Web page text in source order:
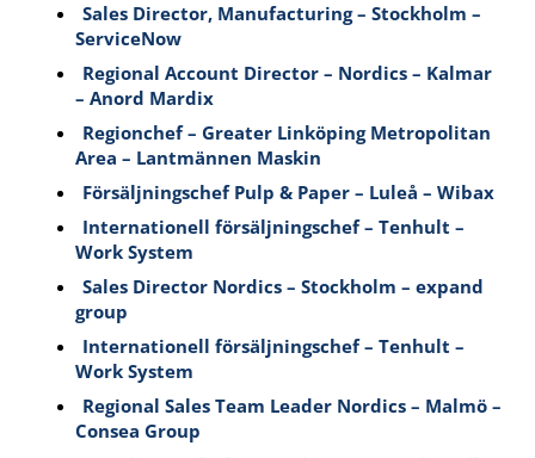
Sales Director, Manufacturing – Stockholm –
ServiceNow
Regional Account Director – Nordics – Kalmar
– Anord Mardix
Regionchef – Greater Linköping Metropolitan
Area – Lantmännen Maskin
Försäljningschef Pulp & Paper – Luleå – Wibax
Internationell försäljningschef – Tenhult –
Work System
Sales Director Nordics – Stockholm – expand
group
Internationell försäljningschef – Tenhult –
Work System
Regional Sales Team Leader Nordics – Malmö –
Consea Group